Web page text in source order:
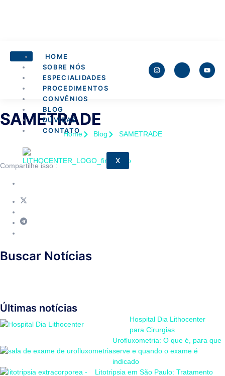
HOME
SOBRE NÓS
ESPECIALIDADES
PROCEDIMENTOS
CONVÊNIOS
BLOG
DÚVIDAS
CONTATO
X
SAMETRADE
Home Blog SAMETRADE
Compartilhe isso :
Buscar Notícias
Últimas notícias
Hospital Dia Lithocenter
para Cirurgias
Urofluxometria: O que é, para que
serve e quando o exame é
indicado
Litotripsia em São Paulo: Tratamento